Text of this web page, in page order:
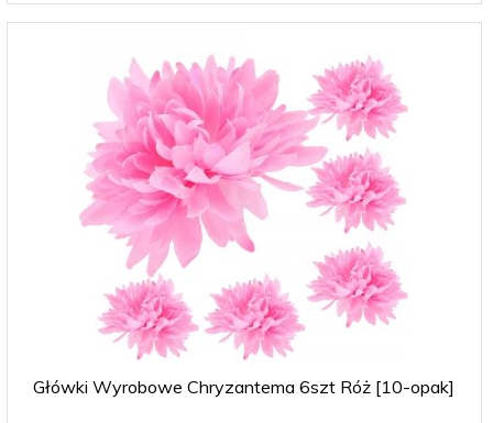
Główki Wyrobowe Chryzantema 6szt Róż [10-opak]